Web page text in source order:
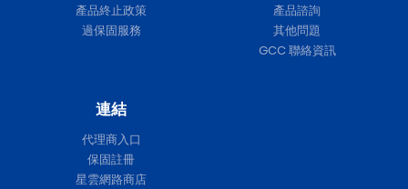
產品終止政策
過保固服務
產品諮詢
其他問題
GCC 聯絡資訊
連結
代理商入口
保固註冊
星雲網路商店